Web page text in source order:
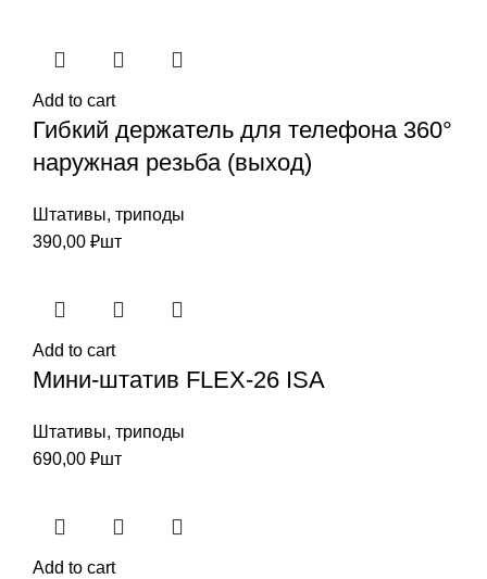
Add to cart
Гибкий держатель для телефона 360°
наружная резьба (выход)
Штативы, триподы
390,00 ₽шт
Add to cart
Мини-штатив FLEX-26 ISA
Штативы, триподы
690,00 ₽шт
Add to cart